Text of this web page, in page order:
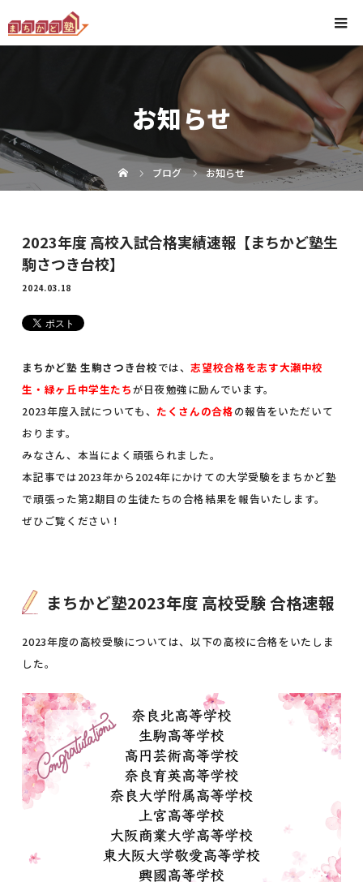
お知らせ
ブログ お知らせ
2023年度 高校入試合格実績速報【まちかど塾生
駒さつき台校】
2024.03.18
まちかど塾 生駒さつき台校では、志望校合格を志す大瀬中校
生・緑ヶ丘中学生たちが日夜勉強に励んでいます。
2023年度入試についても、 たくさんの合格の報告をいただいて
おります。
みなさん、本当によく頑張られました。
本記事では2023年から2024年にかけての大学受験をまちかど塾
で頑張った第2期目の生徒たちの合格結果を報告いたします。
ぜひご覧ください！
まちかど塾2023年度 高校受験 合格速報
2023年度の高校受験については、以下の高校に合格をいたしま
した。